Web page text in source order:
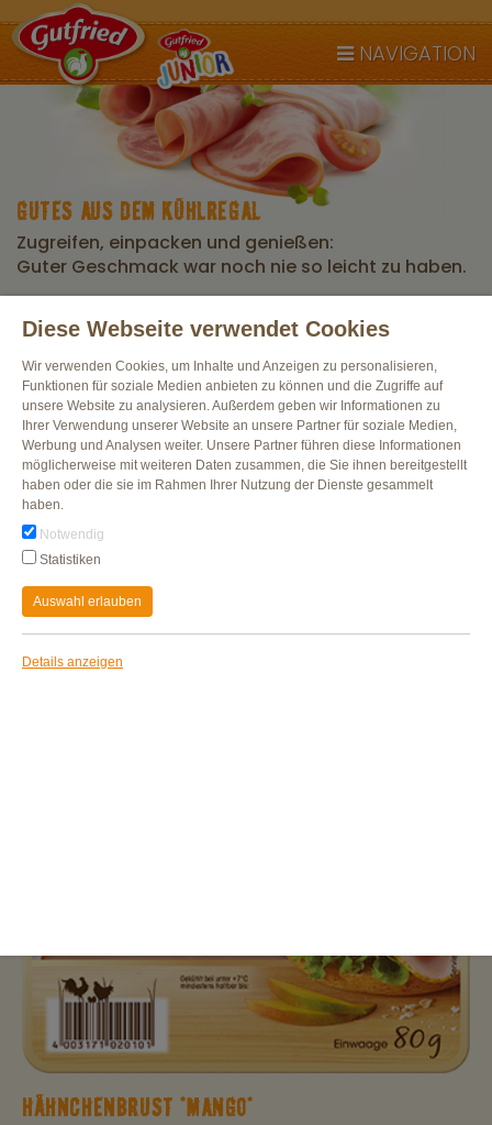
NAVIGATION
GUTES AUS DEM KÜHLREGAL
Zugreifen, einpacken und genießen:
Guter Geschmack war noch nie so leicht zu haben.
HÄHNCHENBRUST "MANGO"
Diese Webseite verwendet Cookies
Wir verwenden Cookies, um Inhalte und Anzeigen zu personalisieren,
Funktionen für soziale Medien anbieten zu können und die Zugriffe auf
unsere Website zu analysieren. Außerdem geben wir Informationen zu
Ihrer Verwendung unserer Website an unsere Partner für soziale Medien,
Werbung und Analysen weiter. Unsere Partner führen diese Informationen
möglicherweise mit weiteren Daten zusammen, die Sie ihnen bereitgestellt
haben oder die sie im Rahmen Ihrer Nutzung der Dienste gesammelt
haben.
Notwendig
Statistiken
Auswahl erlauben
Details anzeigen